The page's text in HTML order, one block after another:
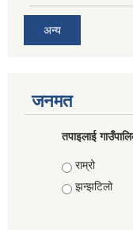
अन्य
जनमत
तपाइलाई
Choices
राम्रो
झन्झटिलो